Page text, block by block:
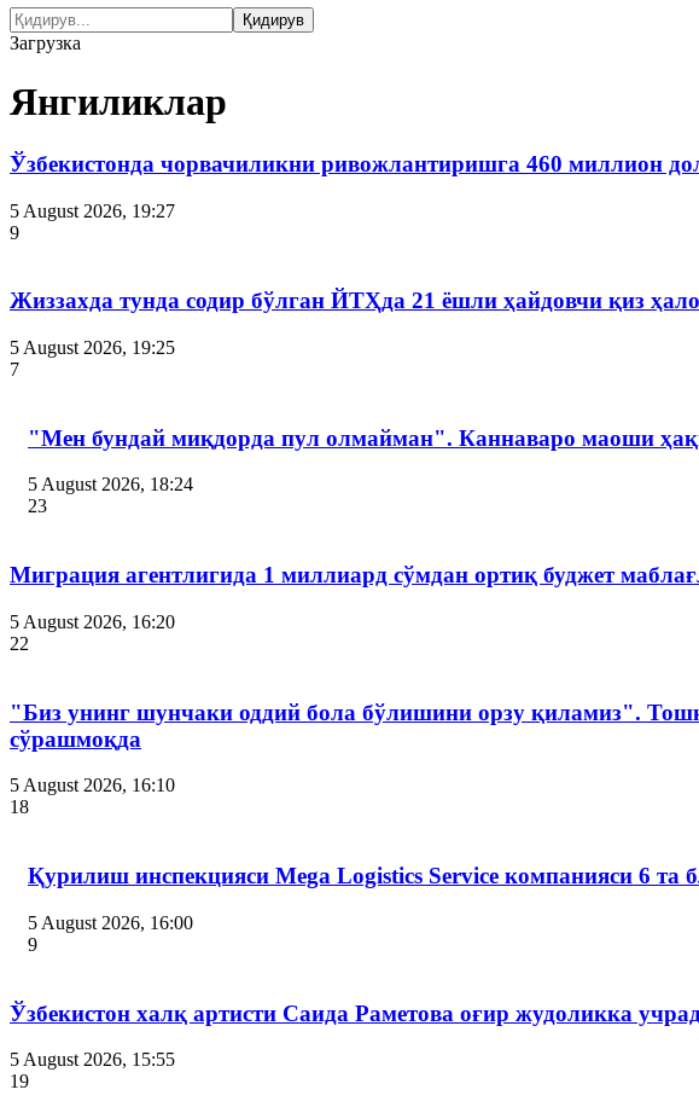
Загрузка
Янгиликлар
Ўзбекистонда чорвачиликни ривожлантиришга 460 миллион
5 August 2026, 19:27
9
Жиззахда тунда содир бўлган ЙТҲда 21 ёшли ҳайдовчи қиз
5 August 2026, 19:25
7
"Мен бундай миқдорда пул олмайман". Каннаваро маоши
5 August 2026, 18:24
23
Миграция агентлигида 1 миллиард сўмдан ортиқ буджет
5 August 2026, 16:20
22
"Биз унинг шунчаки оддий бола бўлишини орзу қиламиз".
сўрашмоқда
5 August 2026, 16:10
18
Қурилиш инспекцияси Мega Logistics Service компанияси 6
5 August 2026, 16:00
9
Ўзбекистон халқ артисти Саида Раметова оғир жудоликка
5 August 2026, 15:55
19